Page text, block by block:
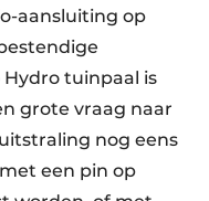
aansluiting op
tuinpaal is
grote vraag naar
nog eens
een pin op